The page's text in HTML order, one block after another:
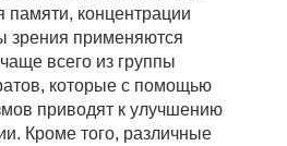
памяти, концентрации
зрения применяются
всего из группы
которые с помощью
приводят к улучшению
Кроме того, различные